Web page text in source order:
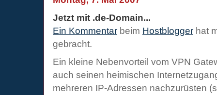
Jetzt mit .de-Domain...
Ein Kommentar beim Hostblogger hat
gebracht.
Ein kleine Nebenvorteil vom VPN
auch seinen heimischen
mehreren IP-Adressen nachzurüsten